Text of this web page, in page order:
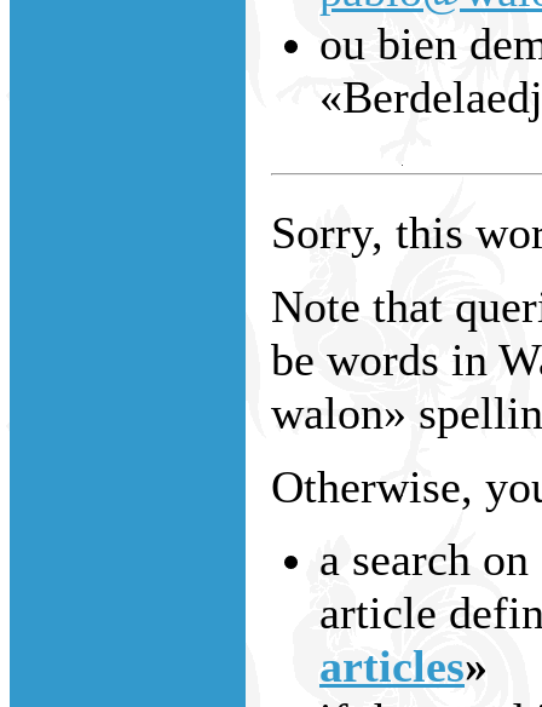
ou bien
Sorry, this
Note that
be words in
walon»
Otherwise,
a search
article
articles»